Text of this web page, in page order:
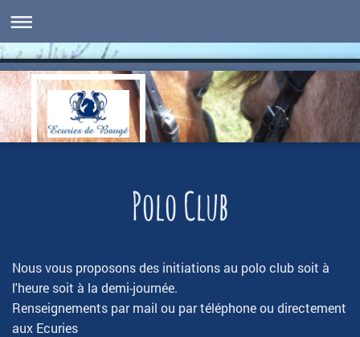
Polo Club
Nous vous proposons des initiations au polo club soit à
l'heure soit à la demi-journée.
Renseignements par mail ou par téléphone ou directement
aux Ecuries